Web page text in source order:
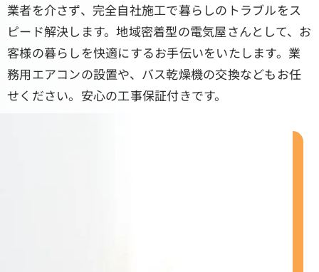
業者を介さず、完全自社施工で暮らしのトラブルをス
ピード解決します。地域密着型の電気屋さんとして、お
客様の暮らしを快適にするお手伝いをいたします。業
務用エアコンの設置や、バス乾燥機の交換などもお任
せください。安心の工事保証付きです。